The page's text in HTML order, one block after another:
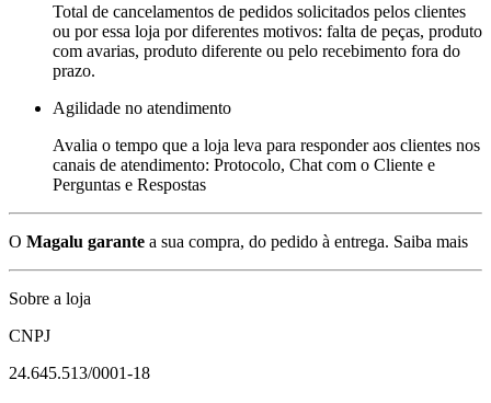
Total de cancelamentos de pedidos solicitados pelos clientes
ou por essa loja por diferentes motivos: falta de peças, produto
com avarias, produto diferente ou pelo recebimento fora do
prazo.
Agilidade no atendimento
Avalia o tempo que a loja leva para responder aos clientes nos
canais de atendimento: Protocolo, Chat com o Cliente e
Perguntas e Respostas
O Magalu garante a sua compra, do pedido à entrega. Saiba mais
Sobre a loja
CNPJ
24.645.513/0001-18